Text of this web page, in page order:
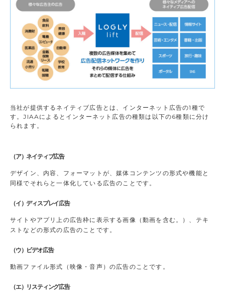
当社が提供するネイティブ広告とは、インターネット広告の1種で
す。JIAAによるとインターネット広告の種類は以下の6種類に分け
られます。
（ア）ネイティブ広告
デザイン、内容、フォーマットが、媒体コンテンツの形式や機能と
同様でそれらと一体化している広告のことです。
（イ）ディスプレイ広告
サイトやアプリ上の広告枠に表示する画像（動画を含む。）、テキ
ストなどの形式の広告のことです。
（ウ）ビデオ広告
動画ファイル形式（映像・音声）の広告のことです。
（エ）リスティング広告